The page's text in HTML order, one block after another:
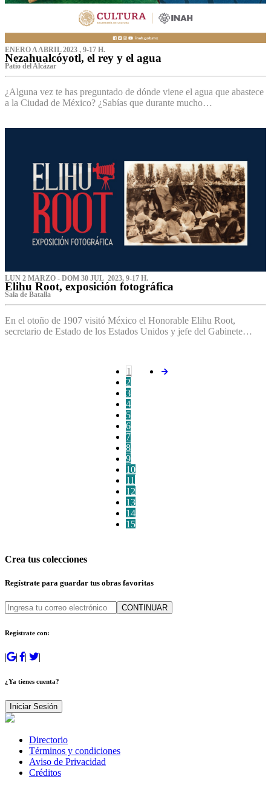
ENERO A ABRIL 2023 , 9-17 H.
Nezahualcóyotl, el rey y el agua
Patio del Alcázar
¿Alguna vez te has preguntado de dónde viene el agua que abastece
a la Ciudad de México? ¿Sabías que durante mucho…
LUN 2 MARZO - DOM 30 JUL 2023, 9-17 H.
Elihu Root, exposición fotográfica
Sala de Batalla
En el otoño de 1907 visitó México el Honorable Elihu Root,
secretario de Estado de los Estados Unidos y jefe del Gabinete…
1
2
3
4
5
6
7
8
9
10
11
12
13
14
15
Crea tus colecciones
Regístrate para guardar tus obras favoritas
CONTINUAR
Regístrate con:
| | | |
¿Ya tienes cuenta?
Iniciar Sesión
Directorio
Términos y condiciones
Aviso de Privacidad
Créditos